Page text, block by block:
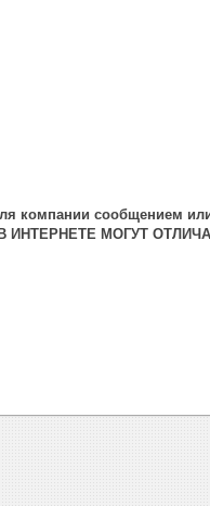
компании сообщением
МОГУТ